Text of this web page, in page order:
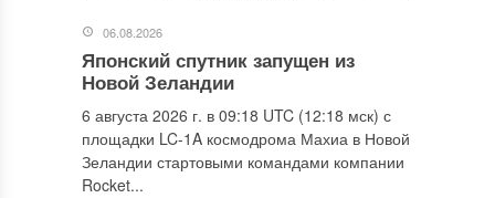
06.08.2026
Японский спутник запущен из
Новой Зеландии
6 августа 2026 г. в 09:18 UTC (12:18 мск) с
площадки LC-1A космодрома Махиа в Новой
Зеландии стартовыми командами компании
Rocket...